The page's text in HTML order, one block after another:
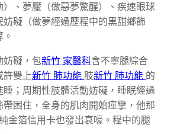
）、夢魘（做惡夢驚醒）、疾速眼球
妨礙（做夢經過歷程中的黑甜鄉飾
妨礙，包新竹 家醫科含不寧腿綜合
許雙上新竹 肺功能 肢新竹 肺功能 的
；周期性肢體活動妨礙，睡眠經過
帶困住，全身的肌肉開始痙攣，他那
金箔信用卡也發出哀嚎。程中的腿